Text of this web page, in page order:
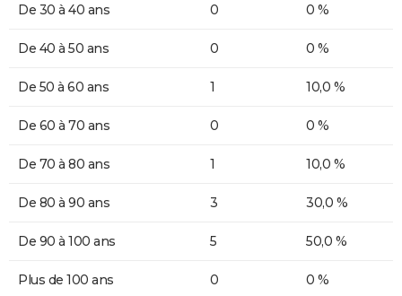
De 30 à 40 ans 0 0 %
De 40 à 50 ans 0 0 %
De 50 à 60 ans 1 10,0 %
De 60 à 70 ans 0 0 %
De 70 à 80 ans 1 10,0 %
De 80 à 90 ans 3 30,0 %
De 90 à 100 ans 5 50,0 %
Plus de 100 ans 0 0 %